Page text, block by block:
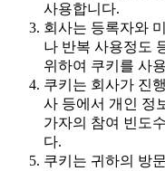
사용합니다.
회사는 등록자와
나 반복 사용정도
위하여 쿠키를 사
쿠키는 회사가 진
사 등에서 개인 정
가자의 참여 빈도
다.
쿠키는 귀하의 방